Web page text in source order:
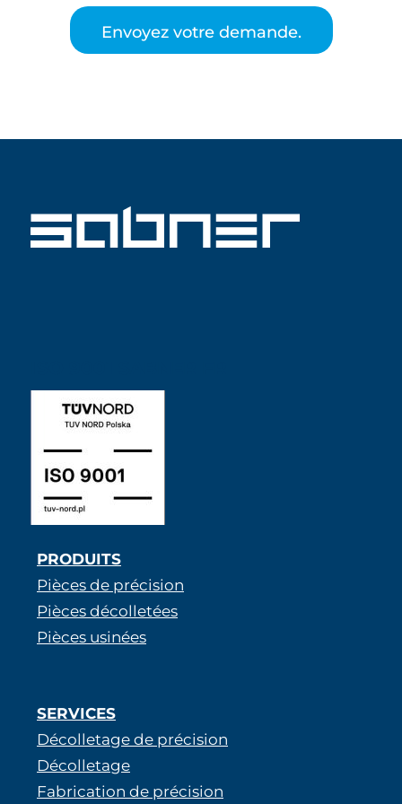
Envoyez votre demande.
PRODUITS
Pièces de précision
Pièces décolletées
Pièces usinées
SERVICES
Décolletage de précision
Décolletage
Fabrication de précision